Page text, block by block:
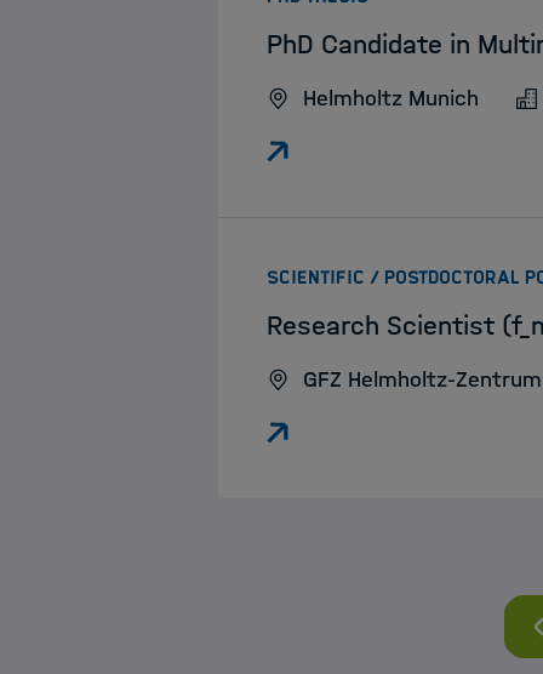
PhD Candidate in
Helmholtz Munich
SCIENTIFIC / POSTDOCTORAL
Research Scientist
GFZ Helmholtz-